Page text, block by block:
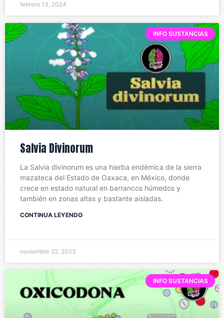
febrero 13, 2024
INFO SUSTANCIAS
Salvia Divinorum
La Salvia divinorum es una hierba endémica de la sierra
mazateca del Estado de Oaxaca, en México, donde
crece en estado natural en barrancos húmedos y
también en zonas altas y bastante aisladas.
CONTINUA LEYENDO
noviembre 22, 2023
INFO SUSTANCIAS